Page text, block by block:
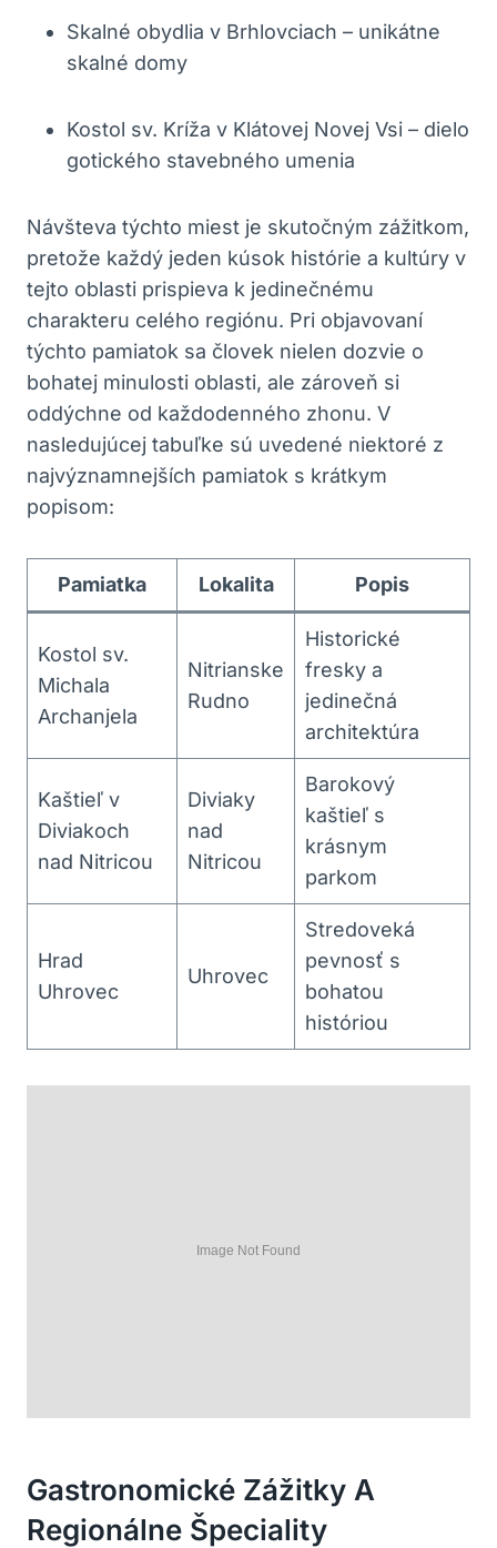
Skalné⁣ obydlia ⁢v Brhlovciach –​ unikátne
skalné domy
Kostol sv.⁣ Kríža v ⁣Klátovej Novej Vsi –⁤ dielo
⁣gotického stavebného umenia
Návšteva týchto‍ miest je skutočným zážitkom,
pretože každý jeden kúsok ⁤histórie a kultúry ​v
tejto oblasti prispieva k ⁣jedinečnému
charakteru celého regiónu. Pri ‌objavovaní
týchto​ pamiatok sa človek nielen ‌dozvie o
bohatej minulosti oblasti, ale zároveň⁣ si
oddýchne od každodenného zhonu.⁤ V
nasledujúcej tabuľke sú uvedené niektoré z
najvýznamnejších pamiatok s krátkym
popisom:
Pamiatka Lokalita Popis
Kostol ⁤sv.
Michala
‍Archanjela
Nitrianske
Rudno
Historické
fresky a
jedinečná
architektúra
Kaštieľ v
Diviakoch
nad⁢ Nitricou
Diviaky
⁢nad⁣
Nitricou
Barokový
kaštieľ s
krásnym
parkom
Hrad‍
Uhrovec
Uhrovec
Stredoveká
pevnosť s⁤
bohatou
históriou
Gastronomické‍ Zážitky A⁢
Regionálne Špeciality